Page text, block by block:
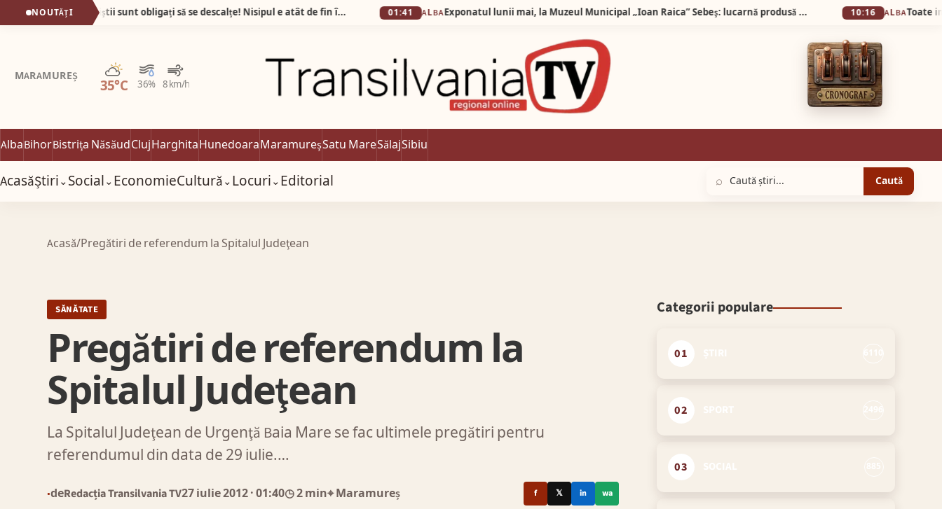
NOUTĂȚI Plaja din Tunisia unde turiștii sunt obligați să se descalțe! Nisipul e atât de fin încât pare cernut prin sită! 01:41 ALBA Exponatul lunii mai, la Muzeul Municipal „Ioan Raica” Sebeş: lucarnă produsă la fabrica de țigle şi cărămizi „Hercules” din Diciosânmărtin 10:16 ALBA
MARAMUREȘ
35°C 36% 8 km/h
Parțial noros
AlbaBihorBistrița NăsăudClujHarghitaHunedoaraMaramureșSatu MareSălajSibiu
AcasăȘtiri⌄Social⌄EconomieCultură⌄Locuri⌄Editorial ⌕ Caută
Acasă/Pregătiri de referendum la Spitalul Judeţean
SĂNĂTATE
Pregătiri de referendum la
Spitalul Judeţean
La Spitalul Judeţean de Urgenţă Baia Mare se fac ultimele pregătiri pentru
referendumul din data de 29 iulie.…
●deRedacția Transilvania TV27 iulie 2012· 01:40◷ 2 min⌖ Maramureș f 𝕏 in wa
Categorii populare
01
02
03